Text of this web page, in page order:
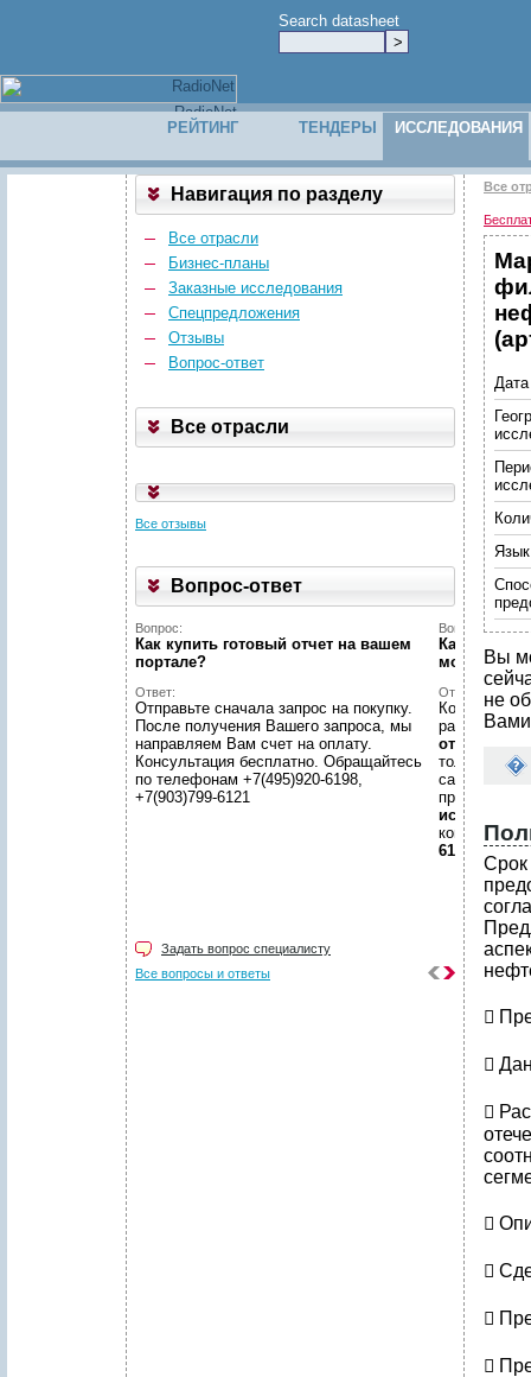
Search datasheet
РЕЙТИНГ ТЕНДЕРЫ ИССЛЕДОВАНИЯ
Навигация по разделу
Все отрасли
Бизнес-планы
Заказные исследования
Спецпредложения
Отзывы
Вопрос-ответ
Все отрасли
Все отзывы
Вопрос-ответ
Вопрос:
Как купить готовый отчет на вашем
портале?
Ответ:
Отправьте сначала запрос на покупку.
После получения Вашего запроса, мы
направляем Вам счет на оплату.
Консультация бесплатно. Обращайтесь
по телефонам +7(495)920-6198,
+7(903)799-6121
Вопрос:
Как найти
можете
Ответ:
Конечно
размещено
отчетов
только
самой
предложить
6198,
Задать вопрос специалисту
Все вопросы и ответы
Все
Вы
не
Срок
​
​
​
​
​
​
​